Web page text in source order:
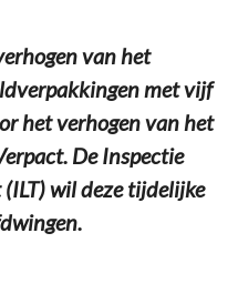
van het
met vijf
het verhogen van het
De Inspectie
wil deze tijdelijke